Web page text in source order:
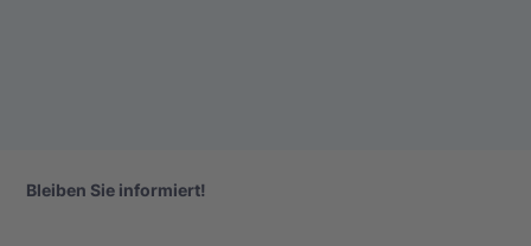
Bleiben Sie informiert!